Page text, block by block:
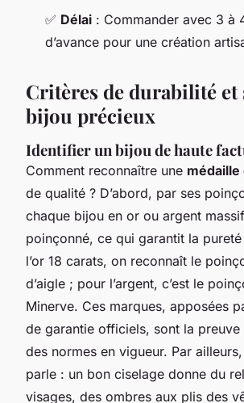
✅ Délai : Commander avec 3 à
d’avance pour une création
Critères de durabilité et
bijou précieux
Identifier un bijou de haute
Comment reconnaître une médaille
de qualité ? D’abord, par ses
chaque bijou en or ou argent
poinçonné, ce qui garantit la
l’or 18 carats, on reconnaît le
d’aigle ; pour l’argent, c’est le
Minerve. Ces marques, apposées
de garantie officiels, sont la preuve
des normes en vigueur. Par ailleurs,
parle : un bon ciselage donne du
visages, des ombres aux plis des